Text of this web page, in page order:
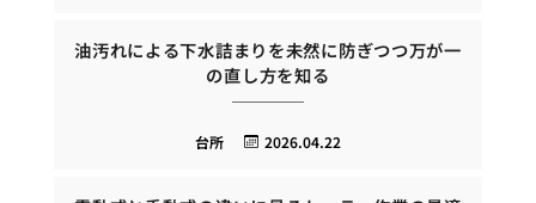
油汚れによる下水詰まりを未然に防ぎつつ万が一
の直し方を知る
2026.04.22
台所